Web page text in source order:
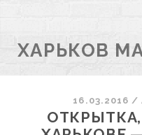
ХАРЬКОВ
16.03.2016 /